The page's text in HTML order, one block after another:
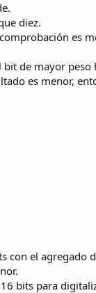
diez.
es
de mayor
es menor,
con el
bits para